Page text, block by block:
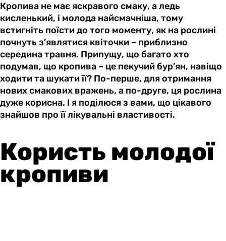
Кропива не має яскравого смаку, а ледь
кисленький, і молода найсмачніша, тому
встигніть поїсти до того моменту, як на рослині
почнуть з’являтися квіточки – приблизно
середина травня. Припущу, що багато хто
подумав, що кропива – це пекучий бур’ян, навіщо
ходити та шукати її? По-перше, для отримання
нових смакових вражень, а по-друге, ця рослина
дуже корисна. І я поділюся з вами, що цікавого
знайшов про її лікувальні властивості.
Користь молодої
кропиви